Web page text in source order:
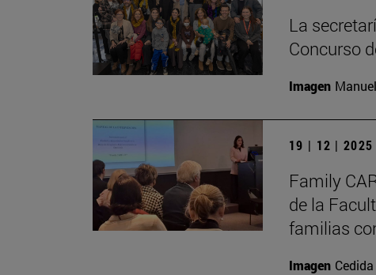
La
Concurso
Imagen
19 | 12 | 2025
Family
de la
familias
Imagen Cedida